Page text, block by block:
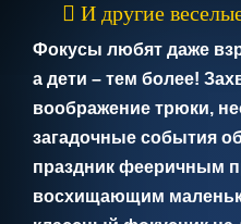
И другие
Фокусы любят даже
а дети – тем более!
воображение трюки,
загадочные события
праздник фееричным
восхищающим